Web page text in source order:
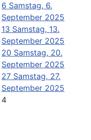
6 Samstag, 6.
September 2025
13 Samstag, 13.
September 2025
20 Samstag, 20.
September 2025
27 Samstag, 27.
September 2025
4